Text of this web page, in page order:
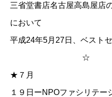
三省堂書店名古屋高島屋店
において
平成24年5月27日、ベストセ
☆
★７月
１９日ーNPOファシリテー